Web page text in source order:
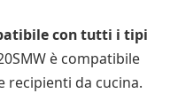
con tutti i tipi
è compatibile
recipienti da cucina.